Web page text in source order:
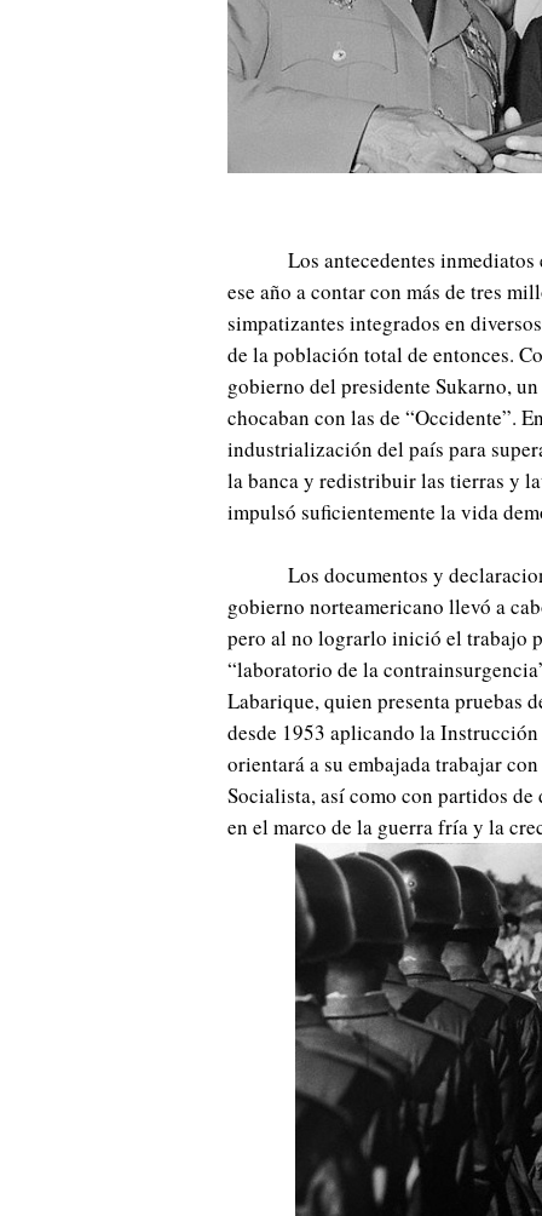
Los antecedentes
ese año a contar con más de tres
simpatizantes integrados en
de la población total de entonces.
gobierno del presidente Sukarno,
chocaban con las de “Occidente”.
industrialización del país para
la banca y redistribuir las tierras y
impulsó suficientemente la vida
Los documentos y
gobierno norteamericano llevó a
pero al no lograrlo inició el trabajo
“laboratorio de la
Labarique, quien presenta pruebas
desde 1953 aplicando la
orientará a su embajada trabajar
Socialista, así como con partidos
en el marco de la guerra fría y la